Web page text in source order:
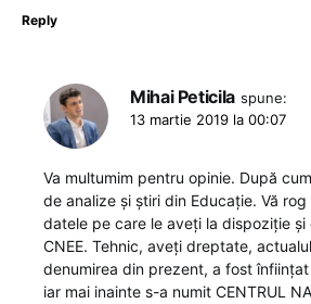
Reply
Mihai Peticila spune:
13 martie 2019 la 00:07
Va multumim pentru opinie. După
de analize și știri din Educație. Vă
datele pe care le aveți la dispoziție
CNEE. Tehnic, aveți dreptate,
denumirea din prezent, a fost
iar mai inainte s-a numit CENTRUL